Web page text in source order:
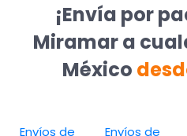
¡Envía por
Miramar a
México
Envíos de
Envíos de